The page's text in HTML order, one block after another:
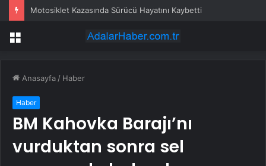
Motosiklet Kazasında Sürücü Hayatını Kaybetti
Menü
Anasayfa / Haber
Haber
BM Kahovka Barajı’nı
vurduktan sonra sel